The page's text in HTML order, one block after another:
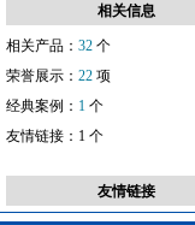
相关信息
相关产品： 32 个
荣誉展示： 22 项
经典案例： 1 个
友情链接： 1 个
友情链接